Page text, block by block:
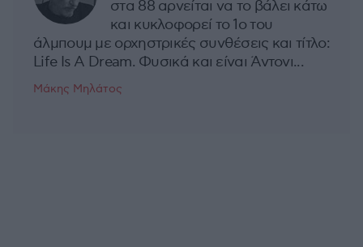
στα 88 αρνείται να το βάλει κάτω
και κυκλοφορεί το 1ο του
άλμπουμ με ορχηστρικές συνθέσεις και τίτλο:
Life Is A Dream. Φυσικά και είναι Άντονι...
Μάκης Μηλάτος